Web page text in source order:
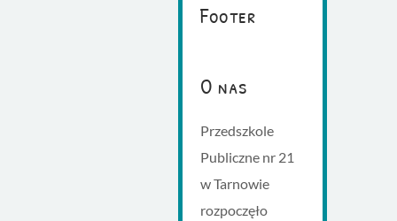
Footer
O nas
Przedszkole
Publiczne nr 21
w Tarnowie
rozpoczęło